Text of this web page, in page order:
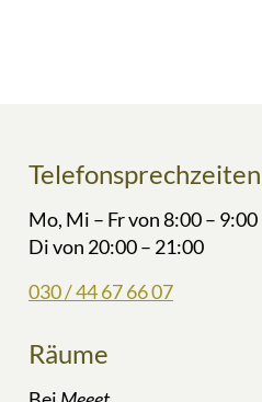
Telefonsprechzeiten
Mo, Mi – Fr von 8:00 – 9:00
Di von 20:00 – 21:00
030 / 44 67 66 07
Räume